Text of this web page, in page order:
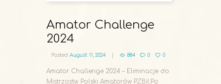
Amator Challenge
2024
Posted August 11, 2024 884 0 0
Amator Challenge 2024 – Eliminacje do
Mistrzostw Polski Amatorów PZBil.Po